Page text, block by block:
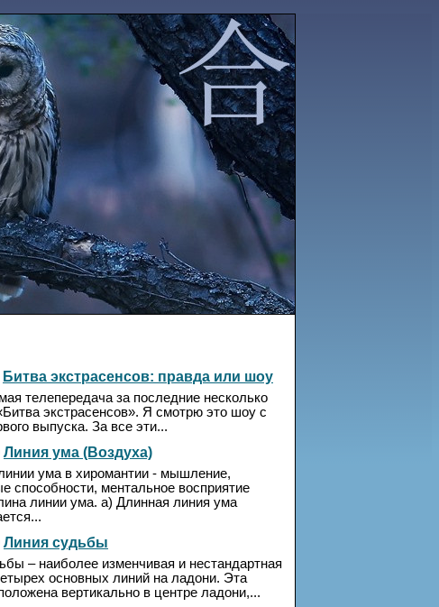
Битва экстрасенсов: правда или шоу
телепередача за последние несколько
экстрасенсов». Я смотрю это шоу с
выпуска. За все эти...
Линия ума (Воздуха)
ума в хиромантии - мышление,
способности, ментальное восприятие
линии ума. а) Длинная линия ума
Линия судьбы
– наиболее изменчивая и нестандартная
основных линий на ладони. Эта
вертикально в центре ладони,...